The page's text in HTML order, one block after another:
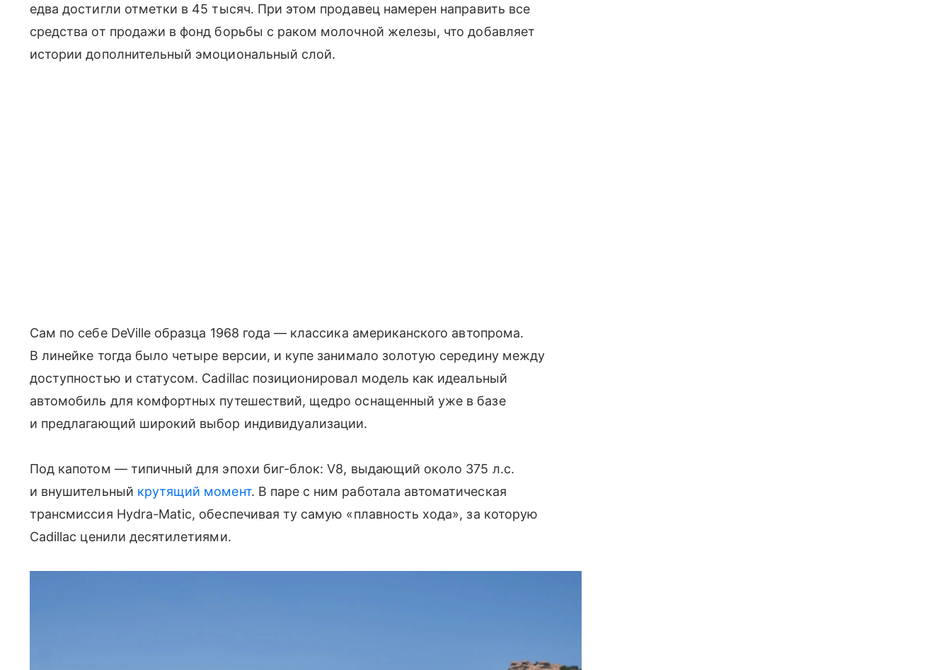
едва достигли отметки в 45 тысяч. При этом продавец намерен направить все
средства от продажи в фонд борьбы с раком молочной железы, что добавляет
истории дополнительный эмоциональный слой.
Сам по себе DeVille образца 1968 года — классика американского автопрома.
В линейке тогда было четыре версии, и купе занимало золотую середину между
доступностью и статусом. Cadillac позиционировал модель как идеальный
автомобиль для комфортных путешествий, щедро оснащенный уже в базе
и предлагающий широкий выбор индивидуализации.
Под капотом — типичный для эпохи биг-блок: V8, выдающий около 375 л.с.
и внушительный крутящий момент. В паре с ним работала автоматическая
трансмиссия Hydra-Matic, обеспечивая ту самую «плавность хода», за которую
Cadillac ценили десятилетиями.